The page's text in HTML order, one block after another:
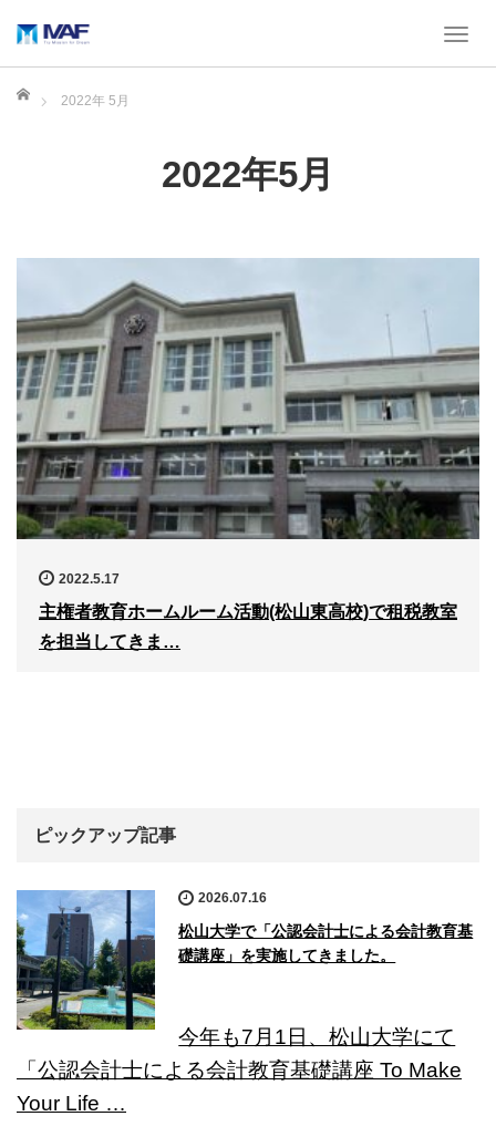
T
o
n
ホーム
2022年 5月
2022年5月
2022.5.17
主権者教育ホームルーム活動(松山東高校)で租税教室
を担当してきま…
ピックアップ記事
2026.07.16
松山大学で「公認会計士による会計教育基
礎講座」を実施してきました。
今年も7月1日、松山大学にて
「公認会計士による会計教育基礎講座 To Make
Your Life …